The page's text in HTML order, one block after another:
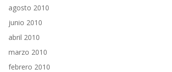
agosto 2010
junio 2010
abril 2010
marzo 2010
febrero 2010